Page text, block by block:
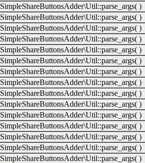
SimpleShareButtonsAdder\Util::parse_args( )
SimpleShareButtonsAdder\Util::parse_args( )
SimpleShareButtonsAdder\Util::parse_args( )
SimpleShareButtonsAdder\Util::parse_args( )
SimpleShareButtonsAdder\Util::parse_args( )
SimpleShareButtonsAdder\Util::parse_args( )
SimpleShareButtonsAdder\Util::parse_args( )
SimpleShareButtonsAdder\Util::parse_args( )
SimpleShareButtonsAdder\Util::parse_args( )
SimpleShareButtonsAdder\Util::parse_args( )
SimpleShareButtonsAdder\Util::parse_args( )
SimpleShareButtonsAdder\Util::parse_args( )
SimpleShareButtonsAdder\Util::parse_args( )
SimpleShareButtonsAdder\Util::parse_args( )
SimpleShareButtonsAdder\Util::parse_args( )